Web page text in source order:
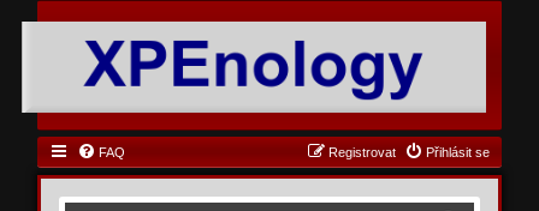
FAQ Přihlásit se
Registrovat